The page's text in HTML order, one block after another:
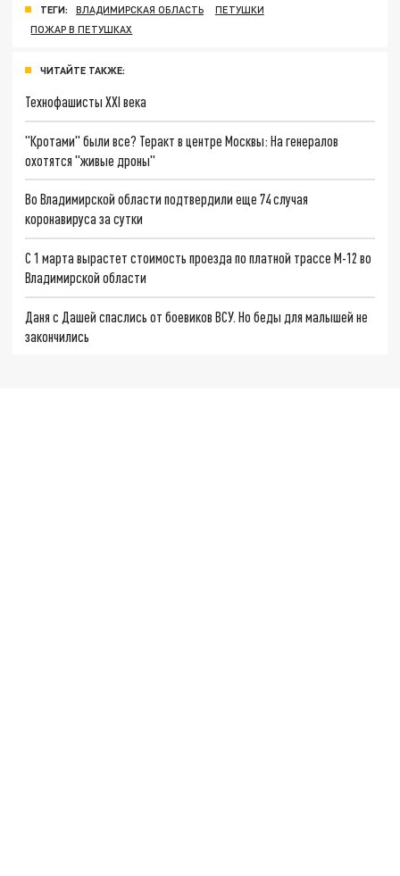
ТЕГИ: ВЛАДИМИРСКАЯ ОБЛАСТЬ
ПЕТУШКИ
ПОЖАР В ПЕТУШКАХ
ЧИТАЙТЕ ТАКЖЕ:
Технофашисты XXI века
"Кротами" были все? Теракт в центре Москвы: На генералов
охотятся "живые дроны"
Во Владимирской области подтвердили еще 74 случая
коронавируса за сутки
С 1 марта вырастет стоимость проезда по платной трассе М-12 во
Владимирской области
Даня с Дашей спаслись от боевиков ВСУ. Но беды для малышей не
закончились